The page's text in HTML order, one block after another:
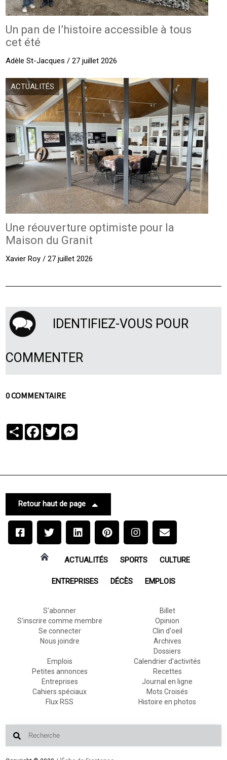
Un pan de l’histoire accessible à tous
cet été
Adèle St-Jacques / 27 juillet 2026
ACTUALITÉS
Une réouverture optimiste pour la
Maison du Granit
Xavier Roy / 27 juillet 2026
IDENTIFIEZ-VOUS POUR
COMMENTER
0 COMMENTAIRE
PartagerFacebook
Twitter
Retour haut de page
ACTUALITÉS SPORTS CULTURE
ENTREPRISES DÉCÈS EMPLOIS
S'abonner
S'inscrire comme membre
Se connecter
Nous joindre
Billet
Opinion
Clin d'oeil
Archives
Dossiers
Emplois
Petites annonces
Entreprises
Cahiers spéciaux
Flux RSS
Calendrier d'activités
Recettes
Journal en ligne
Mots Croisés
Histoire en photos